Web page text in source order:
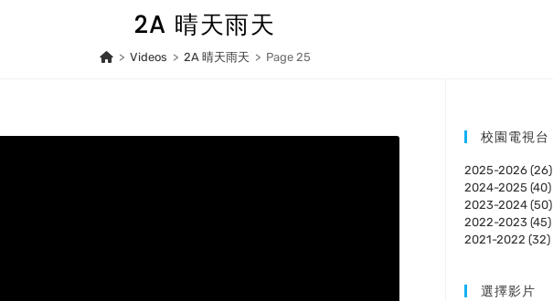
2A 晴天雨天
> Videos > 2A 晴天雨天 > Page 25
校園電視台
2025-2026 (26)
2024-2025 (40)
2023-2024 (50)
2022-2023 (45)
2021-2022 (32)
選擇影片